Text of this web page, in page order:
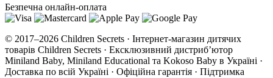
Безпечна онлайн-оплата
© 2017–2026 Children Secrets · Інтернет-магазин дитячих
товарів Children Secrets · Ексклюзивний дистриб’ютор
Miniland Baby, Miniland Educational та Kokoso Baby в Україні ·
Доставка по всій Україні · Офіційна гарантія · Підтримка